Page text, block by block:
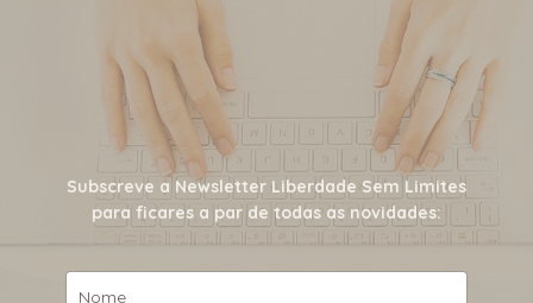
Subscreve a Newsletter Liberdade Sem Limites
para ficares a par de todas as novidades: